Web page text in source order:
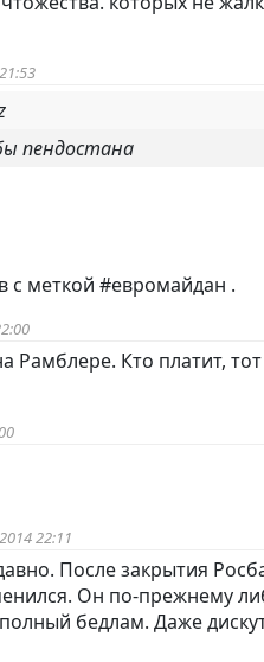
пендостана
с меткой #евромайдан .
Рамблере. Кто платит,
22:11
После закрытия
Он по-прежнему
бедлам. Даже